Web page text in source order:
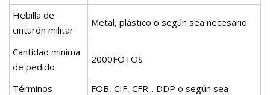
Hebilla de
cinturón militar
Metal, plástico o según sea necesario
Cantidad mínima
de pedido
2000FOTOS
Términos
FOB, CIF, CFR... DDP o según sea